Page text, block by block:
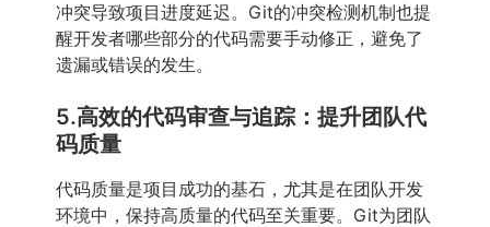
冲突导致项目进度延迟。Git的冲突检测机制也提
醒开发者哪些部分的代码需要手动修正，避免了
遗漏或错误的发生。
5.高效的代码审查与追踪：提升团队代
码质量
代码质量是项目成功的基石，尤其是在团队开发
环境中，保持高质量的代码至关重要。Git为团队